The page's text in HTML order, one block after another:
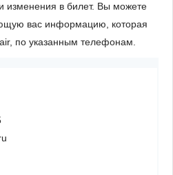
изменения в билет. Вы можете
вас информацию, которая
по указанным телефонам.